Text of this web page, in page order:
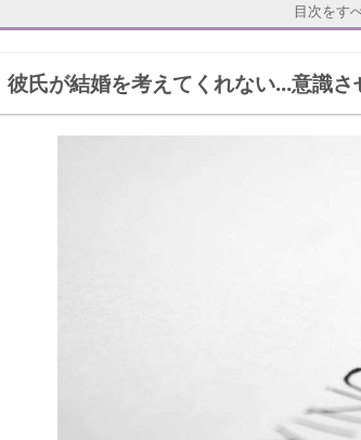
人生設計を聞いてみる
わざとかも？結婚話をしてこない男性心理とは
目次をす
彼氏が結婚を考えてくれない...意識